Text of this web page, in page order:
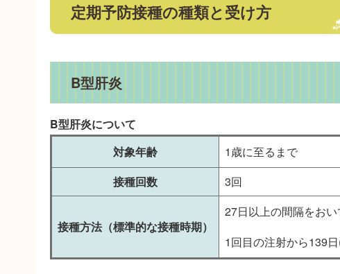
定期予防接種の種類と受け方
B型肝炎
B型肝炎について
対象年齢
1歳に至るまで
接種回数
3回
接種方法（標準的な接種時期）
27日以上の間隔をおい
1回目の注射から139